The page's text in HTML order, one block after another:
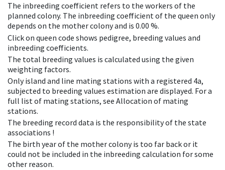
The inbreeding coefficient refers to the workers of the
planned colony. The inbreeding coefficient of the queen only
depends on the mother colony and is 0.00 %.
Click on queen code shows pedigree, breeding values and
inbreeding coefficients.
The total breeding values is calculated using the given
weighting factors.
Only island and line mating stations with a registered 4a,
subjected to breeding values estimation are displayed. For a
full list of mating stations, see Allocation of mating
stations.
The breeding record data is the responsibility of the state
associations !
The birth year of the mother colony is too far back or it
could not be included in the inbreeding calculation for some
other reason.